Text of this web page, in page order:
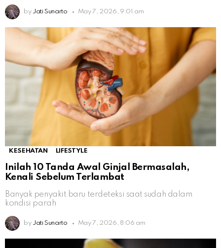
by Jati Sunarto May 7, 2026, 9:01 am
KESEHATAN LIFESTYLE
Inilah 10 Tanda Awal Ginjal Bermasalah,
Kenali Sebelum Terlambat
Banyak penyakit baru terdeteksi saat sudah dalam
kondisi parah
by Jati Sunarto May 7, 2026, 8:06 am